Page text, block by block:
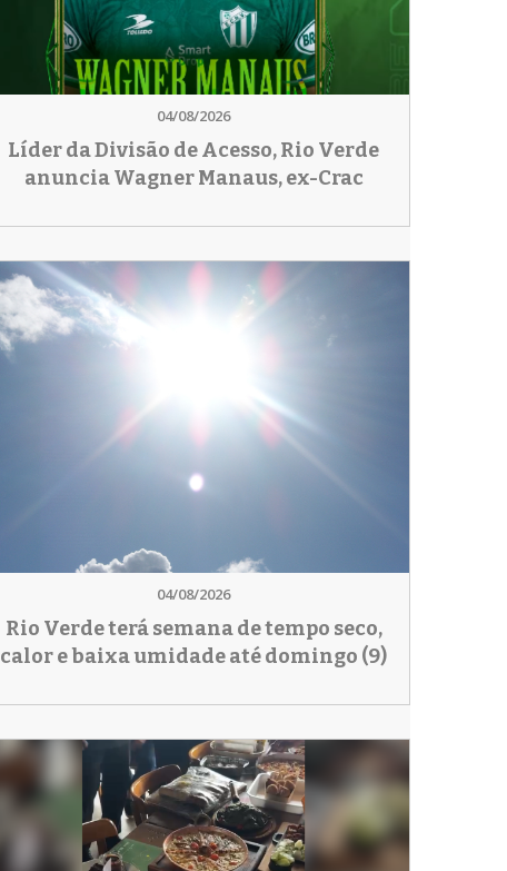
04/08/2026
Líder da Divisão de Acesso, Rio Verde
anuncia Wagner Manaus, ex-Crac
04/08/2026
Rio Verde terá semana de tempo seco,
calor e baixa umidade até domingo (9)